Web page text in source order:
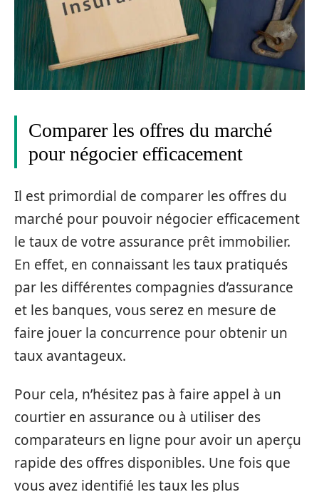
Comparer les offres du marché
pour négocier efficacement
Il est primordial de comparer les offres du
marché pour pouvoir négocier efficacement
le taux de votre assurance prêt immobilier.
En effet, en connaissant les taux pratiqués
par les différentes compagnies d’assurance
et les banques, vous serez en mesure de
faire jouer la concurrence pour obtenir un
taux avantageux.
Pour cela, n’hésitez pas à faire appel à un
courtier en assurance ou à utiliser des
comparateurs en ligne pour avoir un aperçu
rapide des offres disponibles. Une fois que
vous avez identifié les taux les plus